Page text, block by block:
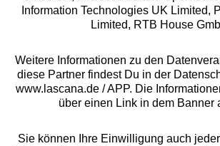
** Bonität vorausgesetzt, berechtigt zur Bonitätsprüfung
Information Technologies UK Limited,
Limited, RTB House
Weitere Informationen zu den
diese Partner findest Du in der
www.lascana.de / APP. Die
über einen Link in dem Banner
Sie können Ihre Einwilligung auch